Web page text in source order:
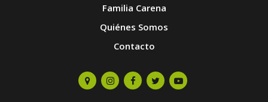
Familia Carena
Quiénes Somos
Contacto